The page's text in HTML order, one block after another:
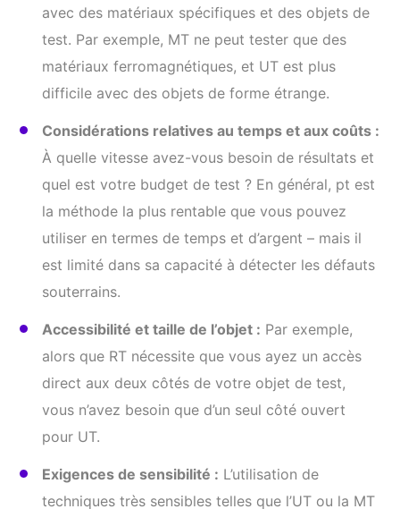
avec des matériaux spécifiques et des objets de
test. Par exemple, MT ne peut tester que des
matériaux ferromagnétiques, et UT est plus
difficile avec des objets de forme étrange.
Considérations relatives au temps et aux coûts :
À quelle vitesse avez-vous besoin de résultats et
quel est votre budget de test ? En général, pt est
la méthode la plus rentable que vous pouvez
utiliser en termes de temps et d’argent – mais il
est limité dans sa capacité à détecter les défauts
souterrains.
Accessibilité et taille de l’objet : Par exemple,
alors que RT nécessite que vous ayez un accès
direct aux deux côtés de votre objet de test,
vous n’avez besoin que d’un seul côté ouvert
pour UT.
Exigences de sensibilité : L’utilisation de
techniques très sensibles telles que l’UT ou la MT